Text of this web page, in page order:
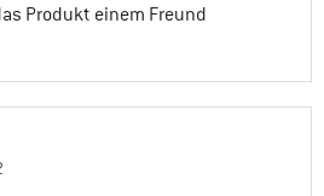
Produkt einem Freund